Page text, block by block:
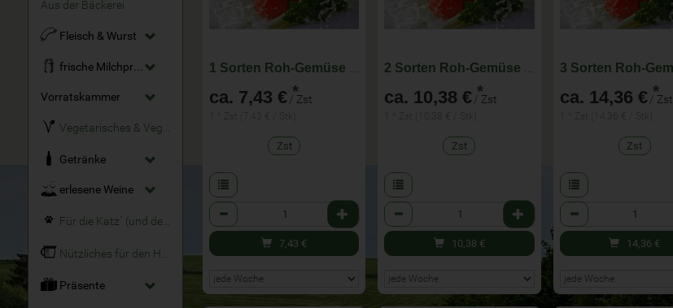
Aus der Bäckerei
Fleisch & Wurst
frische Milchprodukte
Vorratskammer
Getränke
erlesene Weine
Präsente
1 Sorten Roh-Gemüse für KW 33 - im Abo wöchentlich wechselnde Zusammenstellung
ca. 7,43 € *
/ Zst
Zst
Anzahl
7,43 €
2 Sorten Roh-Gemüse für KW 33 - im Abo wöchentlich wechselnde Zusammenstellung
ca. 10,38 € *
/ Zst
Zst
Anzahl
10,38 €
ca. 14,36 € *
/ Zst
Zst
Anzahl
14,36 €